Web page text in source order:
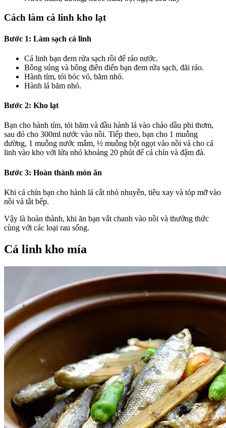
Cách làm cá linh kho lạt
Bước 1: Làm sạch cá linh
Cá linh bạn đem rửa sạch rồi để ráo nước.
Bông súng và bông điên điển bạn đem rửa sạch, đãi ráo.
Hành tím, tỏi bóc vỏ, băm nhỏ.
Hành lá băm nhỏ.
Bước 2: Kho lạt
Bạn cho hành tím, tỏi băm và đầu hành lá vào chảo dầu phi thơm,
sau đó cho 300ml nước vào nồi. Tiếp theo, bạn cho 1 muỗng
đường, 1 muỗng nước mắm, ½ muỗng bột ngọt vào nồi và cho cá
linh vào kho với lửa nhỏ khoảng 20 phút để cá chín và đậm đà.
Bước 3: Hoàn thành món ăn
Khi cá chín bạn cho hành lá cắt nhỏ nhuyễn, tiêu xay và tóp mỡ vào
nồi và tắt bếp.
Vậy là hoàn thành, khi ăn bạn vắt chanh vào nồi và thưởng thức
cùng với các loại rau sống.
Cá linh kho mía